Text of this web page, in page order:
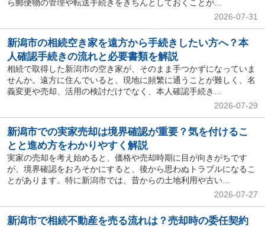
ら郵便物の管理や転送手続きをきちんとしておくことが...
2026-07-31
新潟市の相続空き家を遠方から手続きしたい方へ？本
人確認手続きの流れと必要書類を解説
相続で取得した新潟市の空き家が、そのまま手つかずになっていま
せんか。遠方に住んでいると、現地に頻繁に通うことが難しく、名
義変更や売却、活用の検討だけでなく、本人確認手続き...
2026-07-29
新潟市での実家売却は境界確認が重要？気を付けるこ
とと進め方をわかりやすく解説
実家の売却を考え始めると、価格や売却時期に目が向きがちです
が、境界確認をおろそかにすると、後から思わぬトラブルになるこ
とがあります。特に新潟市では、昔からの土地利用や古い...
2026-07-27
新潟市で相続不動産を売る流れは？売却時の委任契約